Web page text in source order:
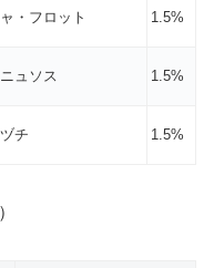
・フロット 1.5%
ュソス 1.5%
チ 1.5%